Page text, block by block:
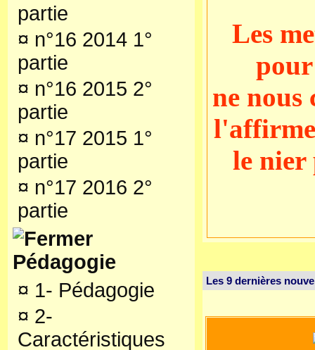
partie
¤ n°16 2014 1°
partie
¤ n°16 2015 2°
partie
¤ n°17 2015 1°
partie
¤ n°17 2016 2°
partie
Pédagogie
¤ 1- Pédagogie
¤ 2-
Caractéristiques
Les
ne nous
le nier
Les 9 dernières